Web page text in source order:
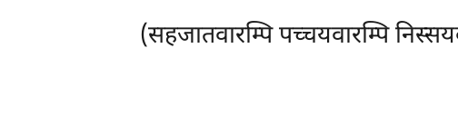
(सहजातवारम्पिपच्चयवारम्पि